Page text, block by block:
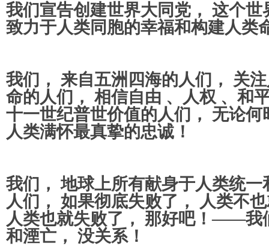
我们宣告创建世界大同党， 这个
致力于人类同胞的幸福和构建人类
我们， 来自五洲四海的人们， 关
命的人们， 相信自由 、人权 、和
十一世纪普世价值的人们， 无论何
人类满怀最真挚的忠诚！
我们， 地球上所有献身于人类统
人们， 如果彻底失败了， 人类不
人类也就失败了， 那好吧！——我
和湮亡， 没关系！